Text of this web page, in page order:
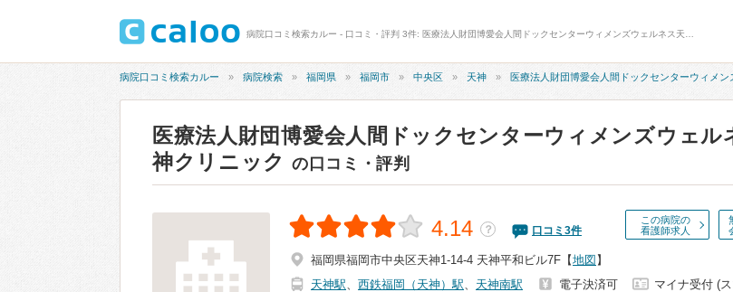
病院口コミ検索カルー 病院検索 福岡県 福岡市 中央区 天神 医療法人財団博愛会人間ドックセンターウィメン
医療法人財団博愛会人間ドックセンターウィメンズウェル
神クリニック の口コミ・評判
この病院の
看護師求人
4.14 ？ 口コミ 3件
福岡県福岡市中央区天神1-14-4 天神平和ビル7F 【地図 】
天神駅、 西鉄福岡（天神）駅、 天神南駅 電子決済可 マイナ受付 (